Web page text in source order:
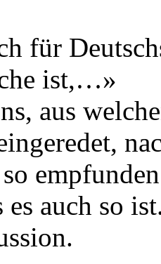
für
ist,…»
aus
es auch so